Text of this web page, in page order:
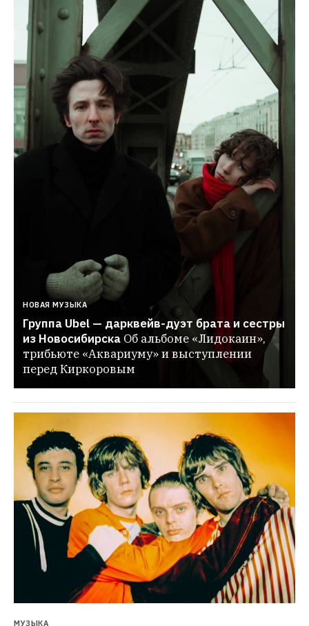
НОВАЯ МУЗЫКА
Группа Ubel — дарквейв-дуэт брата и сестры
из Новосибирска Об альбоме «Лидокаин»,
трибьюте «Аквариуму» и выступлении
перед Киркоровым
МУЗЫКА